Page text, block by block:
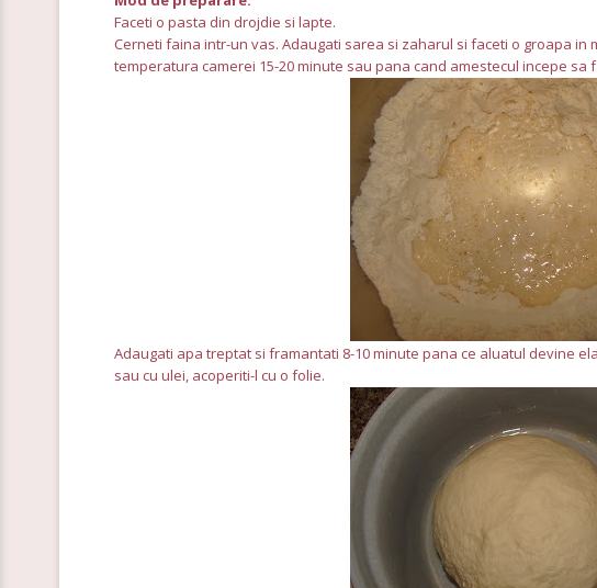
Faceti o pasta din drojdie si lapte.
Cerneti faina intr-un vas. Adaugati sarea si zaharul si faceti o groapa in
temperatura camerei 15-20 minute sau pana cand amestecul incepe sa
Adaugati apa treptat si framantati 8-10 minute pana ce aluatul devine
sau cu ulei, acoperiti-l cu o folie.